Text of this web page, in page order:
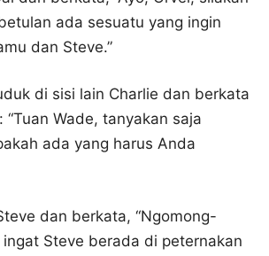
ada sesuatu yang ingin
dan Steve.”
di sisi lain Charlie dan berkata
Wade, tanyakan saja
ada yang harus Anda
dan berkata, “Ngomong-
Steve berada di peternakan